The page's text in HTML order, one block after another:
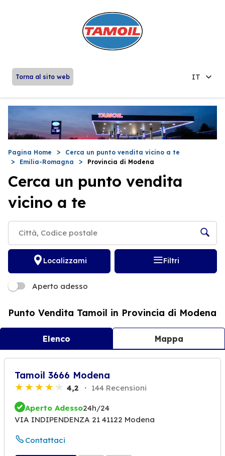
Torna al sito web IT
Pagina Home
Cerca un punto vendita vicino a te
Emilia-Romagna
Provincia di Modena
Cerca un punto vendita
vicino a te
Localizzami Filtri
Aperto adesso
Punto Vendita Tamoil in Provincia di Modena
Elenco Mappa
Tamoil 3666 Modena
4,2 144 Recensioni
Aperto Adesso24h/24
VIA INDIPENDENZA 21 41122 Modena
Contattaci